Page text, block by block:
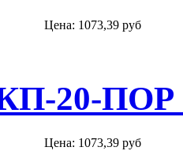
Цена: 1073,39 руб
20-ПОР
Цена: 1073,39 руб